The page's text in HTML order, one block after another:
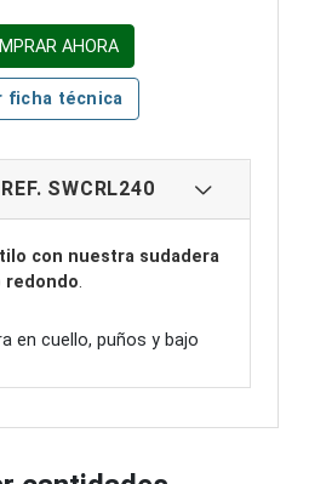
AHORA
ficha técnica
REF. SWCRL240
con nuestra sudadera
redondo.
en cuello, puños y bajo
con un peso